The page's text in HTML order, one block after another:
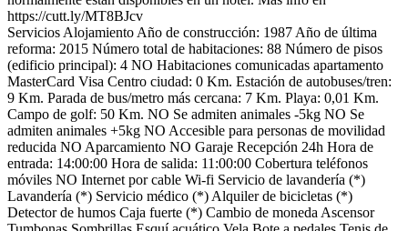
https://cutt.ly/MT8BJcv
Servicios Alojamiento Año de construcción: 1987 Año de última
reforma: 2015 Número total de habitaciones: 88 Número de pisos
(edificio principal): 4 NO Habitaciones comunicadas apartamento
MasterCard Visa Centro ciudad: 0 Km. Estación de autobuses/tren:
9 Km. Parada de bus/metro más cercana: 7 Km. Playa: 0,01 Km.
Campo de golf: 50 Km. NO Se admiten animales -5kg NO Se
admiten animales +5kg NO Accesible para personas de movilidad
reducida NO Aparcamiento NO Garaje Recepción 24h Hora de
entrada: 14:00:00 Hora de salida: 11:00:00 Cobertura teléfonos
móviles NO Internet por cable Wi-fi Servicio de lavandería (*)
Lavandería (*) Servicio médico (*) Alquiler de bicicletas (*)
Detector de humos Caja fuerte (*) Cambio de moneda Ascensor